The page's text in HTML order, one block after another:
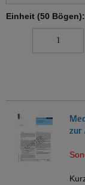
Einheit (50
zur